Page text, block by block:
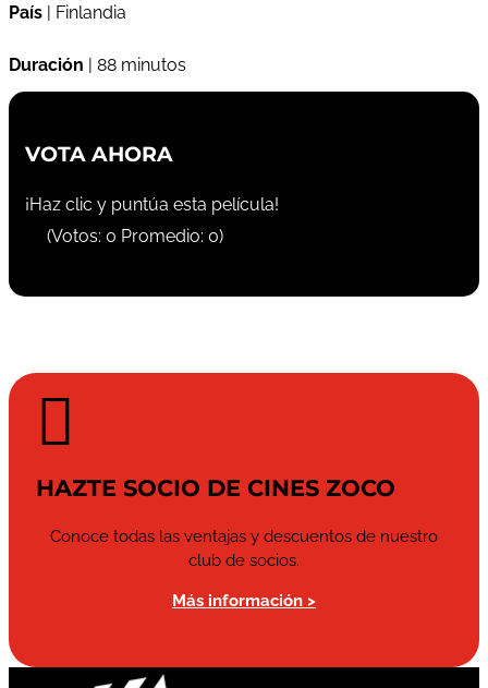
País | Finlandia
Duración | 88 minutos
VOTA AHORA
¡Haz clic y puntúa esta película!
(Votos: 0 Promedio: 0)

HAZTE SOCIO DE CINES ZOCO
Conoce todas las ventajas y descuentos de nuestro
club de socios.
Más información >